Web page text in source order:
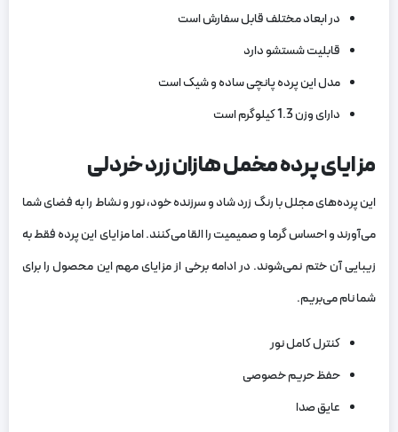
در ابعاد مختلف قابل سفارش است
قابلیت شستشو دارد
مدل این پرده پانچی ساده و شیک است
دارای وزن 1.3 کیلوگرم است
مزایای پرده مخمل هازان زرد خردلی
این پرده‌های مجلل با رنگ زرد شاد و سرزنده خود، نور و نشاط را به فضای شما
می‌آورند و احساس گرما و صمیمیت را القا می‌کنند. اما مزایای این پرده فقط به
زیبایی آن ختم نمی‌شوند. در ادامه برخی از مزایای مهم این محصول را برای
شما نام می‌بریم.
کنترل کامل نور
حفظ حریم خصوصی
عایق صدا